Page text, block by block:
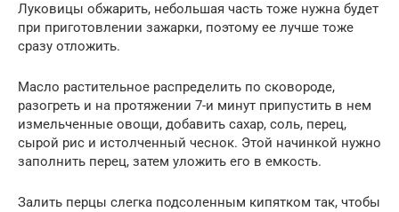
Луковицы обжарить, небольшая часть тоже нужна будет
при приготовлении зажарки, поэтому ее лучше тоже
сразу отложить.
Масло растительное распределить по сковороде,
разогреть и на протяжении 7-и минут припустить в нем
измельченные овощи, добавить сахар, соль, перец,
сырой рис и истолченный чеснок. Этой начинкой нужно
заполнить перец, затем уложить его в емкость.
Залить перцы слегка подсоленным кипятком так, чтобы